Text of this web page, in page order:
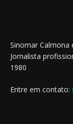
Sinomar Calmona
Jornalista
1980
Entre em contato: